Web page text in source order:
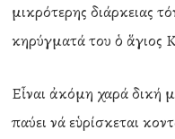
μικρότερης διάρκειας
κηρύγματά του ὁ ἅγιος
Εἶναι ἀκόμη χαρά δική
παύει νά εὑρίσκεται